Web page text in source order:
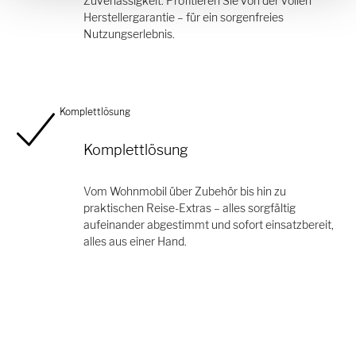
Herstellergarantie – für ein sorgenfreies
Nutzungserlebnis.
Komplettlösung
Komplettlösung
Vom Wohnmobil über Zubehör bis hin zu
praktischen Reise-Extras – alles sorgfältig
aufeinander abgestimmt und sofort einsatzbereit,
alles aus einer Hand.